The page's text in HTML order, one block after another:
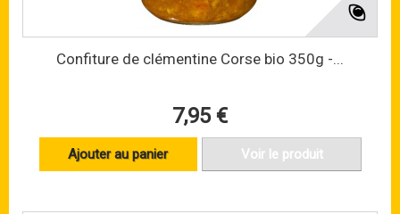
Confiture de clémentine Corse bio 350g -...
7,95 €
Ajouter au panier Voir le produit